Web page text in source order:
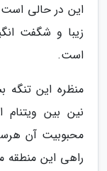
این در حالی
زیبا و شگفت
است.
منظره این تنگه
نین بین
محبوبیت آن
راهی این منطقه